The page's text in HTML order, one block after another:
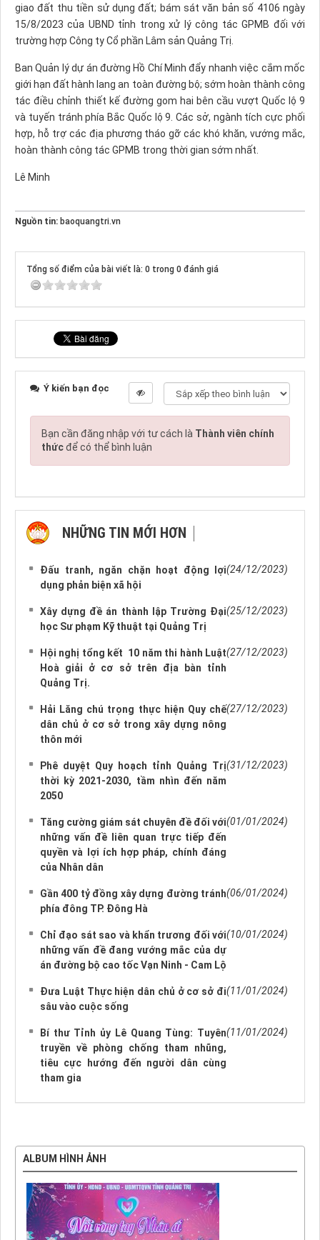
giao đất thu tiền sử dụng đất; bám sát văn bản số 4106 ngày
15/8/2023 của UBND tỉnh trong xử lý công tác GPMB đối với
trường hợp Công ty Cổ phần Lâm sản Quảng Trị.
Ban Quản lý dự án đường Hồ Chí Minh đẩy nhanh việc cắm mốc
giới hạn đất hành lang an toàn đường bộ; sớm hoàn thành công
tác điều chỉnh thiết kế đường gom hai bên cầu vượt Quốc lộ 9
và tuyến tránh phía Bắc Quốc lộ 9. Các sở, ngành tích cực phối
hợp, hỗ trợ các địa phương tháo gỡ các khó khăn, vướng mắc,
hoàn thành công tác GPMB trong thời gian sớm nhất.
Lê Minh
Nguồn tin: baoquangtri.vn
Tổng số điểm của bài viết là: 0 trong 0 đánh giá
Ý kiến bạn đọc
Bạn cần đăng nhập với tư cách là Thành viên chính
thứcđể có thể bình luận
NHỮNG TIN MỚI HƠN
Đấu tranh, ngăn chặn hoạt động lợi
dụng phản biện xã hội
(24/12/2023)
Xây dựng đề án thành lập Trường Đại
học Sư phạm Kỹ thuật tại Quảng Trị
(25/12/2023)
Hội nghị tổng kết 10 năm thi hành Luật
Hoà giải ở cơ sở trên địa bàn tỉnh
Quảng Trị.
(27/12/2023)
Hải Lăng chú trọng thực hiện Quy chế
dân chủ ở cơ sở trong xây dựng nông
thôn mới
(27/12/2023)
Phê duyệt Quy hoạch tỉnh Quảng Trị
thời kỳ 2021-2030, tầm nhìn đến năm
2050
(31/12/2023)
Tăng cường giám sát chuyên đề đối với
những vấn đề liên quan trực tiếp đến
quyền và lợi ích hợp pháp, chính đáng
của Nhân dân
(01/01/2024)
Gần 400 tỷ đồng xây dựng đường tránh
phía đông TP. Đông Hà
(06/01/2024)
Chỉ đạo sát sao và khẩn trương đối với
những vấn đề đang vướng mắc của dự
án đường bộ cao tốc Vạn Ninh - Cam Lộ
(10/01/2024)
Đưa Luật Thực hiện dân chủ ở cơ sở đi
sâu vào cuộc sống
(11/01/2024)
Bí thư Tỉnh ủy Lê Quang Tùng: Tuyên
truyền về phòng chống tham nhũng,
tiêu cực hướng đến người dân cùng
tham gia
(11/01/2024)
ALBUM HÌNH ẢNH